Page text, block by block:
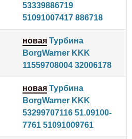
53339886719
51091007417 886718
новая Турбина
BorgWarner KKK
11559708004 32006178
новая Турбина
BorgWarner KKK
53299707116 51.09100-
7761 51091009761